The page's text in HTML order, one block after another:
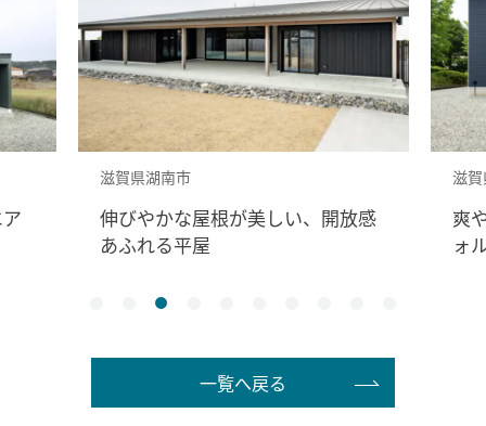
滋賀県湖南市
伸びやかな屋根が美しい、開放感
あふれる平屋
滋賀県
爽や
ォル
一覧へ戻る